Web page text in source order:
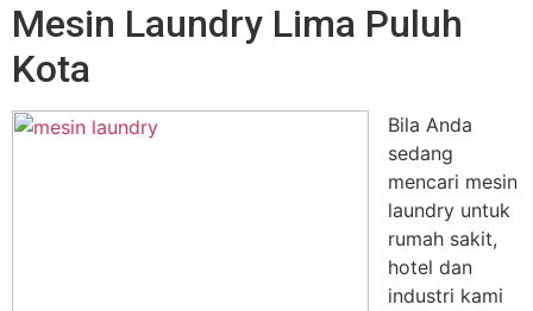
Mesin Laundry Lima Puluh
Kota
Bila Anda
sedang
mencari mesin
laundry untuk
rumah sakit,
hotel dan
industri kami